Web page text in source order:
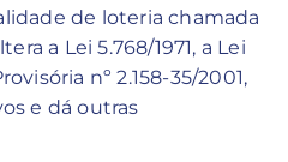
de loteria chamada
a Lei 5.768/1971, a Lei
nº 2.158-35/2001,
e dá outras